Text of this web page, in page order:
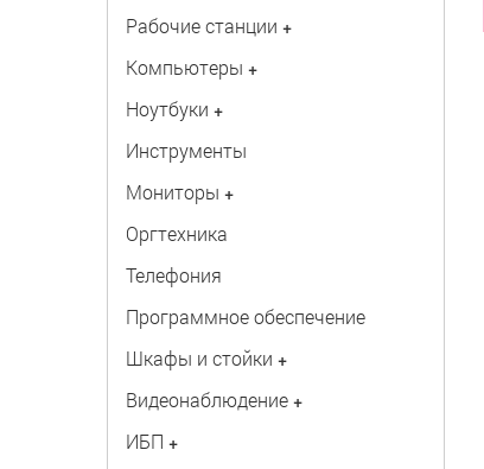
Рабочие станции +
Компьютеры +
Ноутбуки +
Инструменты
Мониторы +
Оргтехника
Телефония
Программное обеспечение
Шкафы и стойки +
Видеонаблюдение +
ИБП +